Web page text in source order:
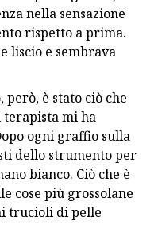
nella sensazione
rispetto a prima.
liscio e sembrava
però, è stato ciò che
terapista mi ha
ogni graffio sulla
dello strumento per
bianco. Ciò che è
cose più grossolane
trucioli di pelle